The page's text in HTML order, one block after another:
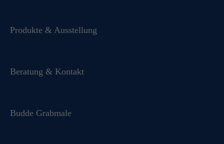
Produkte & Ausstellung
Beratung & Kontakt
Budde Grabmale